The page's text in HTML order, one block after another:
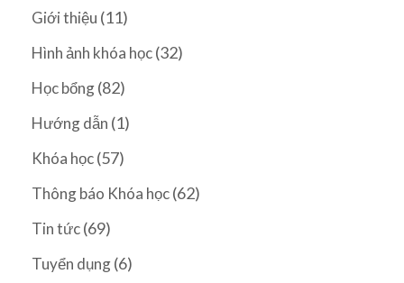
Giới thiệu (11)
Hình ảnh khóa học(32)
Học bổng(82)
Hướng dẫn (1)
Khóa học(57)
Thông báo Khóa học(62)
Tin tức(69)
Tuyển dụng(6)